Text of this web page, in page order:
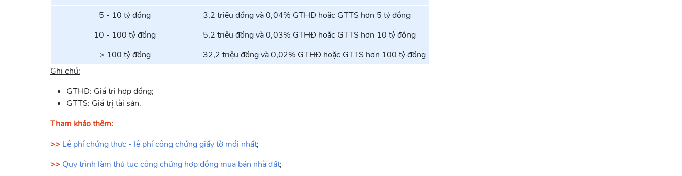
5 - 10 tỷ đồng
3,2 triệu đồng và 0,04% GTHĐ hoặc GTTS hơn 5 tỷ đồng
10 - 100 tỷ đồng
5,2 triệu đồng và 0,03% GTHĐ hoặc GTTS hơn 10 tỷ đồng
> 100 tỷ đồng
32,2 triệu đồng và 0,02% GTHĐ hoặc GTTS hơn 100 tỷ đồng
Ghi chú:
GTHĐ: Giá trị hợp đồng;
GTTS: Giá trị tài sản.
Tham khảo thêm:
>> Lệ phí chứng thực - lệ phí công chứng giấy tờ mới nhất;
>> Quy trình làm thủ tục công chứng hợp đồng mua bán nhà đất;